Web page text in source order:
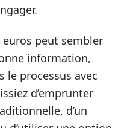
peut sembler
information,
le processus avec
d’emprunter
d’un